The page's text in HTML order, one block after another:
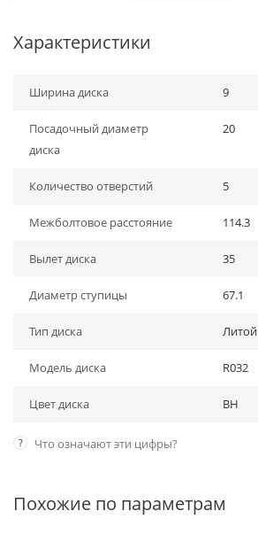
Характеристики
Ширина диска 9
Посадочный диаметр
диска
20
Количество отверстий 5
Межболтовое расстояние 114.3
Вылет диска 35
Диаметр ступицы 67.1
Тип диска Литой
Модель диска R032
Цвет диска BH
? Что означают эти цифры?
Похожие по параметрам